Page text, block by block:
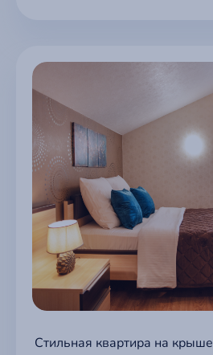
Стильная квартира на крыше